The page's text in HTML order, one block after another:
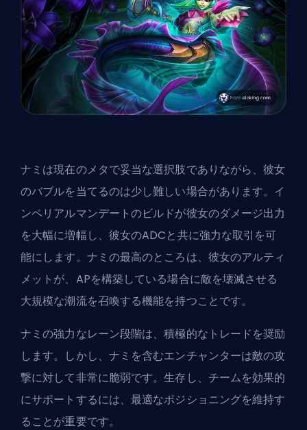
ナミは現在のメタで妥当な選択肢でありながら、彼女
のバブルを当てるのは少し難しい場合があります。イ
ンペリアルマンデートのビルドが彼女のダメージ出力
を大幅に増幅し、彼女のADCと共に強力な取引を可
能にします。ナミの最高のところは、彼女のアルティ
メットが、APを構築している場合に敵を壊滅させる
大規模な潮流を召喚する機能を持つことです。
ナミの強力なレーン段階は、積極的なトレードを奨励
します。しかし、ナミを含むエンチャンターは敵の攻
撃に対して非常に脆弱です。生存し、チームを効果的
にサポートするには、最適なポジショニングを維持す
ることが重要です。